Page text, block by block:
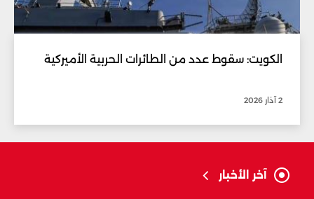
الكويت: سقوط عدد من الطائرات الحربية الأميركية
2 آذار 2026
آخر الأخبار